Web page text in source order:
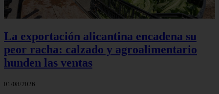
La exportación alicantina encadena su
peor racha: calzado y agroalimentario
hunden las ventas
01/08/2026